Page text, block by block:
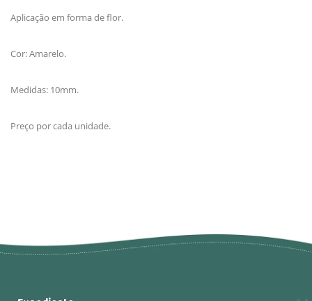
Aplicação em forma de flor.
Cor: Amarelo.
Medidas: 10mm.
Preço por cada unidade.